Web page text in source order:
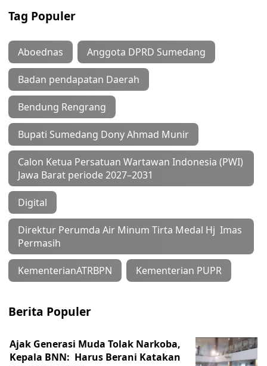
Tag Populer
Aboednas Anggota DPRD Sumedang
Badan pendapatan Daerah
Bendung Rengrang
Bupati Sumedang Dony Ahmad Munir
Calon Ketua Persatuan Wartawan Indonesia (PWI)
Jawa Barat periode 2027–2031
Digital
Direktur Perumda Air Minum Tirta Medal Hj Imas
Permasih
KementerianATRBPN Kementerian PUPR
Berita Populer
Ajak Generasi Muda Tolak Narkoba,
Kepala BNN: Harus Berani Katakan